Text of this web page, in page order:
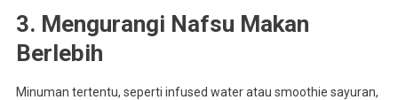
3. Mengurangi Nafsu Makan
Berlebih
Minuman tertentu, seperti infused water atau smoothie sayuran,